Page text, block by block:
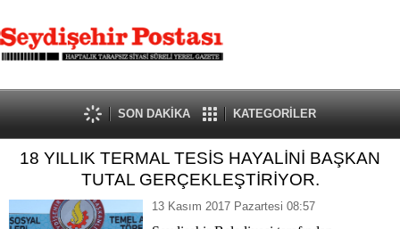
SON DAKİKA KATEGORİLER
18 YILLIK TERMAL TESİS HAYALİNİ BAŞKAN
TUTAL GERÇEKLEŞTİRİYOR.
13 Kasım 2017 Pazartesi 08:57